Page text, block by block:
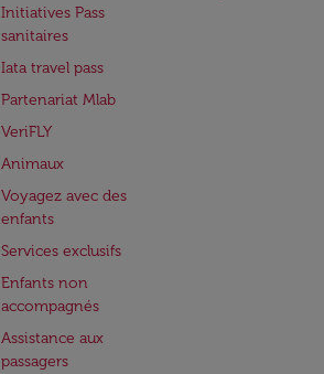
Initiatives Pass
sanitaires
Iata travel pass
Partenariat Mlab
VeriFLY
Animaux
Voyagez avec des
enfants
Services exclusifs
Enfants non
accompagnés
Assistance aux
passagers